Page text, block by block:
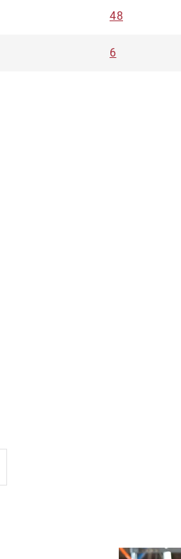
48
6